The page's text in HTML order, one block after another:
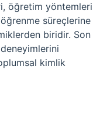
öğretim yöntemleri
süreçlerine
biridir. Son
kimlik